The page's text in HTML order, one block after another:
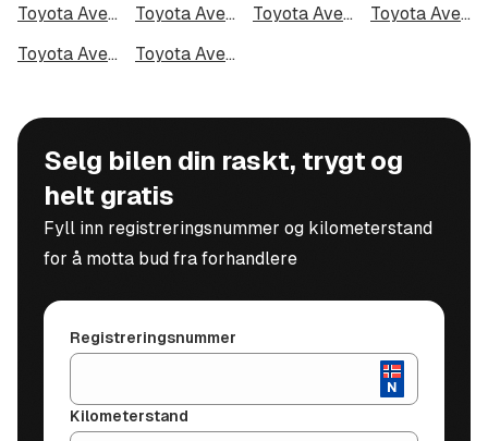
Toyota Avensis Sedan i Kristiansund
Toyota Avensis Sedan i Tromsdalen Toyota Avensis Sedan i Narvik
Toyota Avensis Sedan i Steinkjer
Toyota Avensis Sedan i Haugesund
Toyota Avensis Sedan i Alta
Selg bilen din raskt, trygt og
helt gratis
Fyll inn registreringsnummer og kilometerstand
for å motta bud fra forhandlere
Registreringsnummer
Kilometerstand